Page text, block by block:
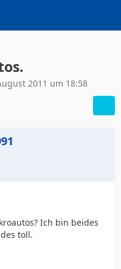
2011 um 18:58
Ich bin beides
toll.